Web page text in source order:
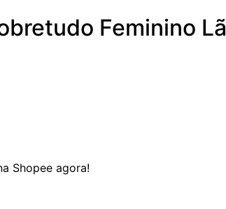
Feminino Lã
Shopee agora!